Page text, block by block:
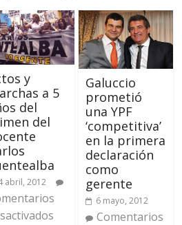
y
a 5
del
del
abril, 2012
Galuccio
prometió
una YPF
‘competitiva’
en la primera
declaración
como
gerente
6 mayo, 2012
Comentarios